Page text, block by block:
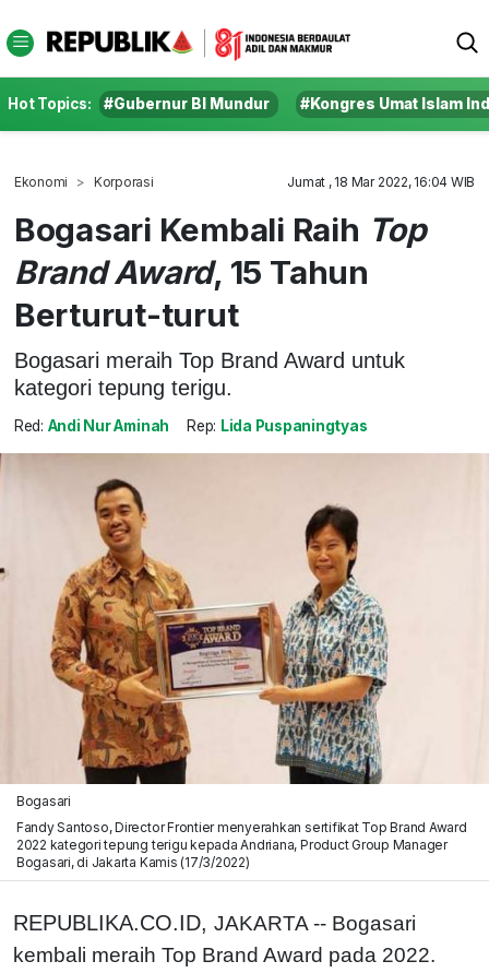
Hot Topics: #Gubernur BI Mundur #Kongres Umat Islam
Ekonomi Korporasi Jumat , 18 Mar 2022, 16:04 WIB
Bogasari Kembali Raih Top
Brand Award, 15 Tahun
Berturut-turut
Bogasari meraih Top Brand Award untuk
kategori tepung terigu.
Red: Andi Nur Aminah Rep: Lida Puspaningtyas
Bogasari
Fandy Santoso, Director Frontier menyerahkan sertifikat Top Brand Award
2022 kategori tepung terigu kepada Andriana, Product Group Manager
Bogasari, di Jakarta Kamis (17/3/2022)
REPUBLIKA.CO.ID, JAKARTA -- Bogasari
kembali meraih Top Brand Award pada 2022.